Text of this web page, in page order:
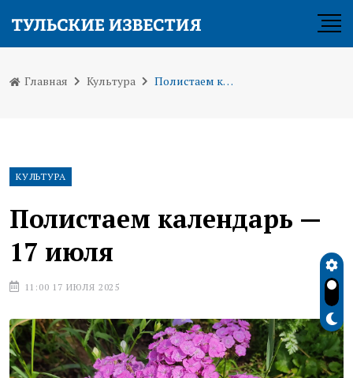
Главная Культура Полистаем календарь — 17 июля
КУЛЬТУРА
Полистаем календарь —
17 июля
11:00 17 ИЮЛЯ 2025